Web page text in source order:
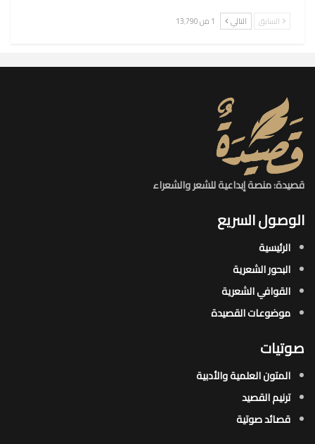
السابق التالي 1 من 13٬790
قصيدة: منصة إبداعية للشعر والشعراء
الوصول السريع
الرئيسية
البحور الشعرية​
القوافي الشعرية​
موضوعات القصيدة​
صوتيات
المتون العلمية والأدبية
ترنيم القصيد
قصائد صوتية